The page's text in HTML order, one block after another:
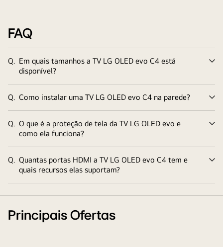
FAQ
Q. Em quais tamanhos a TV LG OLED evo C4 está
disponível?
Q. Como instalar uma TV LG OLED evo C4 na parede?
Q. O que é a proteção de tela da TV LG OLED evo e
como ela funciona?
Q. Quantas portas HDMI a TV LG OLED evo C4 tem e
quais recursos elas suportam?
Principais Ofertas